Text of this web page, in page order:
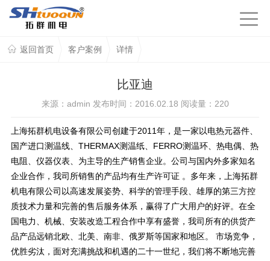
返回首页 客户案例 详情
比亚迪
来源：admin 发布时间：2016.02.18 阅读量： 220
上海拓群机电设备有限公司创建于2011年，是一家以电热元器件、
国产进口测温线、THERMAX测温纸、FERRO测温环、热电偶、热
电阻、仪器仪表、为主导的生产销售企业。公司与国内外多家知名
企业合作，我司所销售的产品均有生产许可证 。多年来，上海拓群
机电有限公司以高速发展姿势、科学的管理手段、雄厚的第三方控
质技术力量和完善的售后服务体系，赢得了广大用户的好评。在全
国电力、机械、安装改造工程合作中享有盛誉，我司所有的供货产
品产品远销北欧、北美、南非、俄罗斯等国家和地区。 市场竞争，
优胜劣汰，面对充满挑战和机遇的二十一世纪，我们将不断地完善